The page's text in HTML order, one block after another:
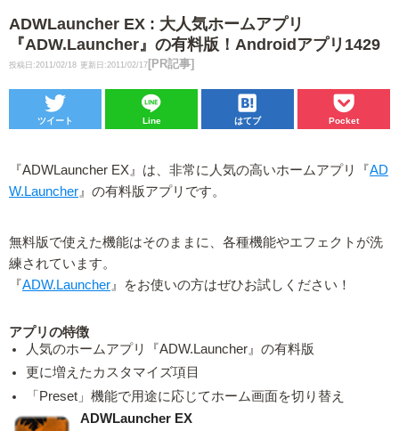
ADWLauncher EX : 大人気ホームアプリ
『ADW.Launcher』の有料版！Androidアプリ1429
投稿日:2011/02/18 更新日:2011/02/17 [PR記事]
ツイート Line はてブ Pocket
『ADWLauncher EX』は、非常に人気の高いホームアプリ『AD
W.Launcher』の有料版アプリです。
無料版で使えた機能はそのままに、各種機能やエフェクトが洗
練されています。
『ADW.Launcher 』をお使いの方はぜひお試しください！
アプリの特徴
人気のホームアプリ『ADW.Launcher』の有料版
更に増えたカスタマイズ項目
「Preset」機能で用途に応じてホーム画面を切り替え
ADWLauncher EX